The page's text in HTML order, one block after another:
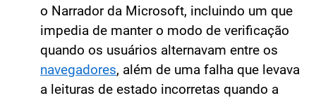
o Narrador da Microsoft, incluindo um que
impedia de manter o modo de verificação
quando os usuários alternavam entre os
navegadores, além de uma falha que levava
a leituras de estado incorretas quando a